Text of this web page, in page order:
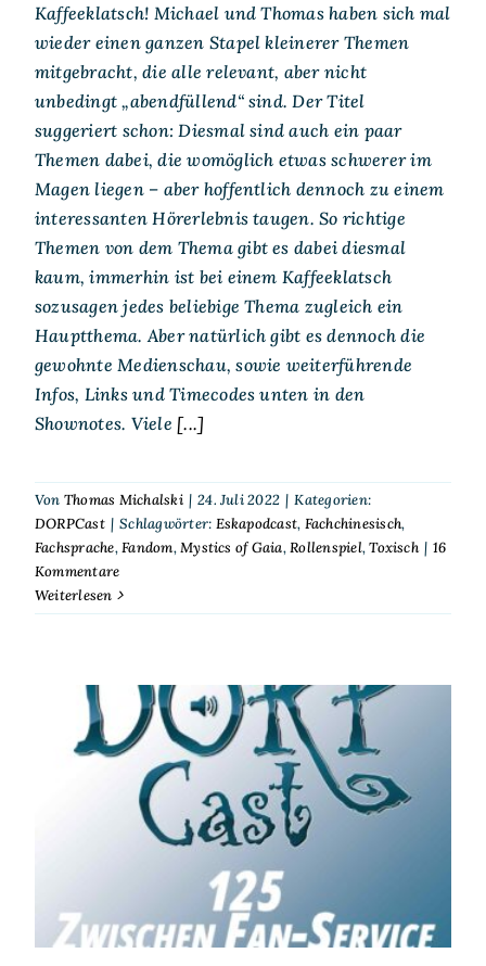
Kaffeeklatsch! Michael und Thomas haben sich mal
wieder einen ganzen Stapel kleinerer Themen
mitgebracht, die alle relevant, aber nicht
unbedingt „abendfüllend“ sind. Der Titel
suggeriert schon: Diesmal sind auch ein paar
Themen dabei, die womöglich etwas schwerer im
Magen liegen – aber hoffentlich dennoch zu einem
interessanten Hörerlebnis taugen. So richtige
Themen von dem Thema gibt es dabei diesmal
kaum, immerhin ist bei einem Kaffeeklatsch
sozusagen jedes beliebige Thema zugleich ein
Hauptthema. Aber natürlich gibt es dennoch die
gewohnte Medienschau, sowie weiterführende
Infos, Links und Timecodes unten in den
Shownotes. Viele [...]
Von Thomas Michalski | 24. Juli 2022 | Kategorien:
DORPCast | Schlagwörter: Eskapodcast, Fachchinesisch,
Fachsprache,Fandom,Mystics of Gaia,Rollenspiel,Toxisch | 16
Kommentare
Weiterlesen
DORPCast 125: Zwischen
Fan-Service und Fan
Entitlement